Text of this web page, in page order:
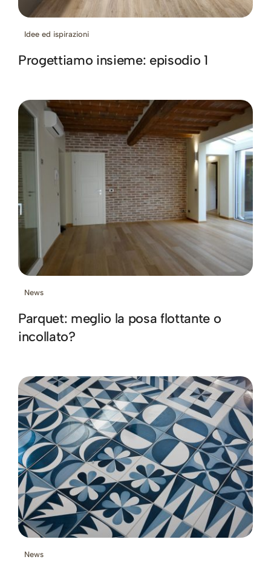
Idee ed ispirazioni
Progettiamo insieme: episodio 1
News
Parquet: meglio la posa flottante o
incollato?
News